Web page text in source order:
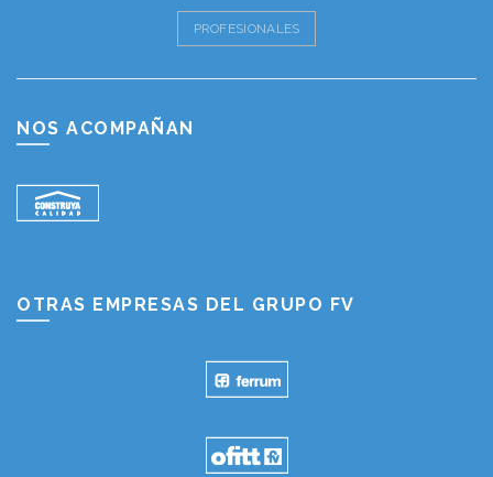
PROFESIONALES
NOS ACOMPAÑAN
OTRAS EMPRESAS DEL GRUPO FV